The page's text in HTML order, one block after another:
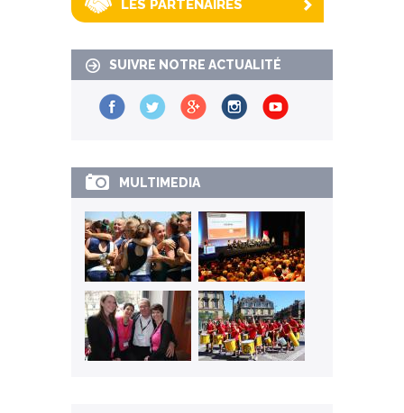
LES PARTENAIRES
SUIVRE NOTRE ACTUALITÉ
MULTIMEDIA